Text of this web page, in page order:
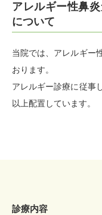
アレルギー性鼻
について
当院では、アレルギー
おります。
アレルギー診療に従事
以上配置しています。
診療内容